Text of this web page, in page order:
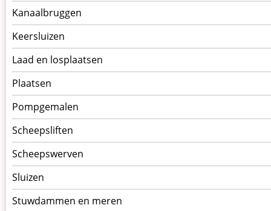
Kanaalbruggen
Keersluizen
Laad en losplaatsen
Plaatsen
Pompgemalen
Scheepsliften
Scheepswerven
Sluizen
Stuwdammen en meren